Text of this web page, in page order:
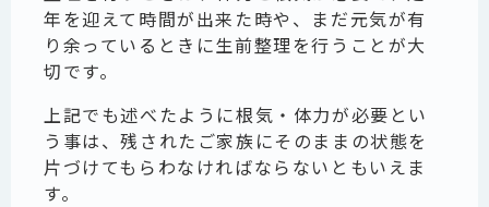
年を迎えて時間が出来た時や、まだ元気が有
り余っているときに生前整理を行うことが大
切です。
上記でも述べたように根気・体力が必要とい
う事は、残されたご家族にそのままの状態を
片づけてもらわなければならないともいえま
す。